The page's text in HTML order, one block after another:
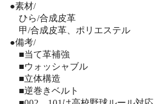
●素材/
ひら/合成皮革
甲/合成皮革、ポリエステル
●備考/
■当て革補強
■ウォッシャブル
■立体構造
■逆巻きベルト